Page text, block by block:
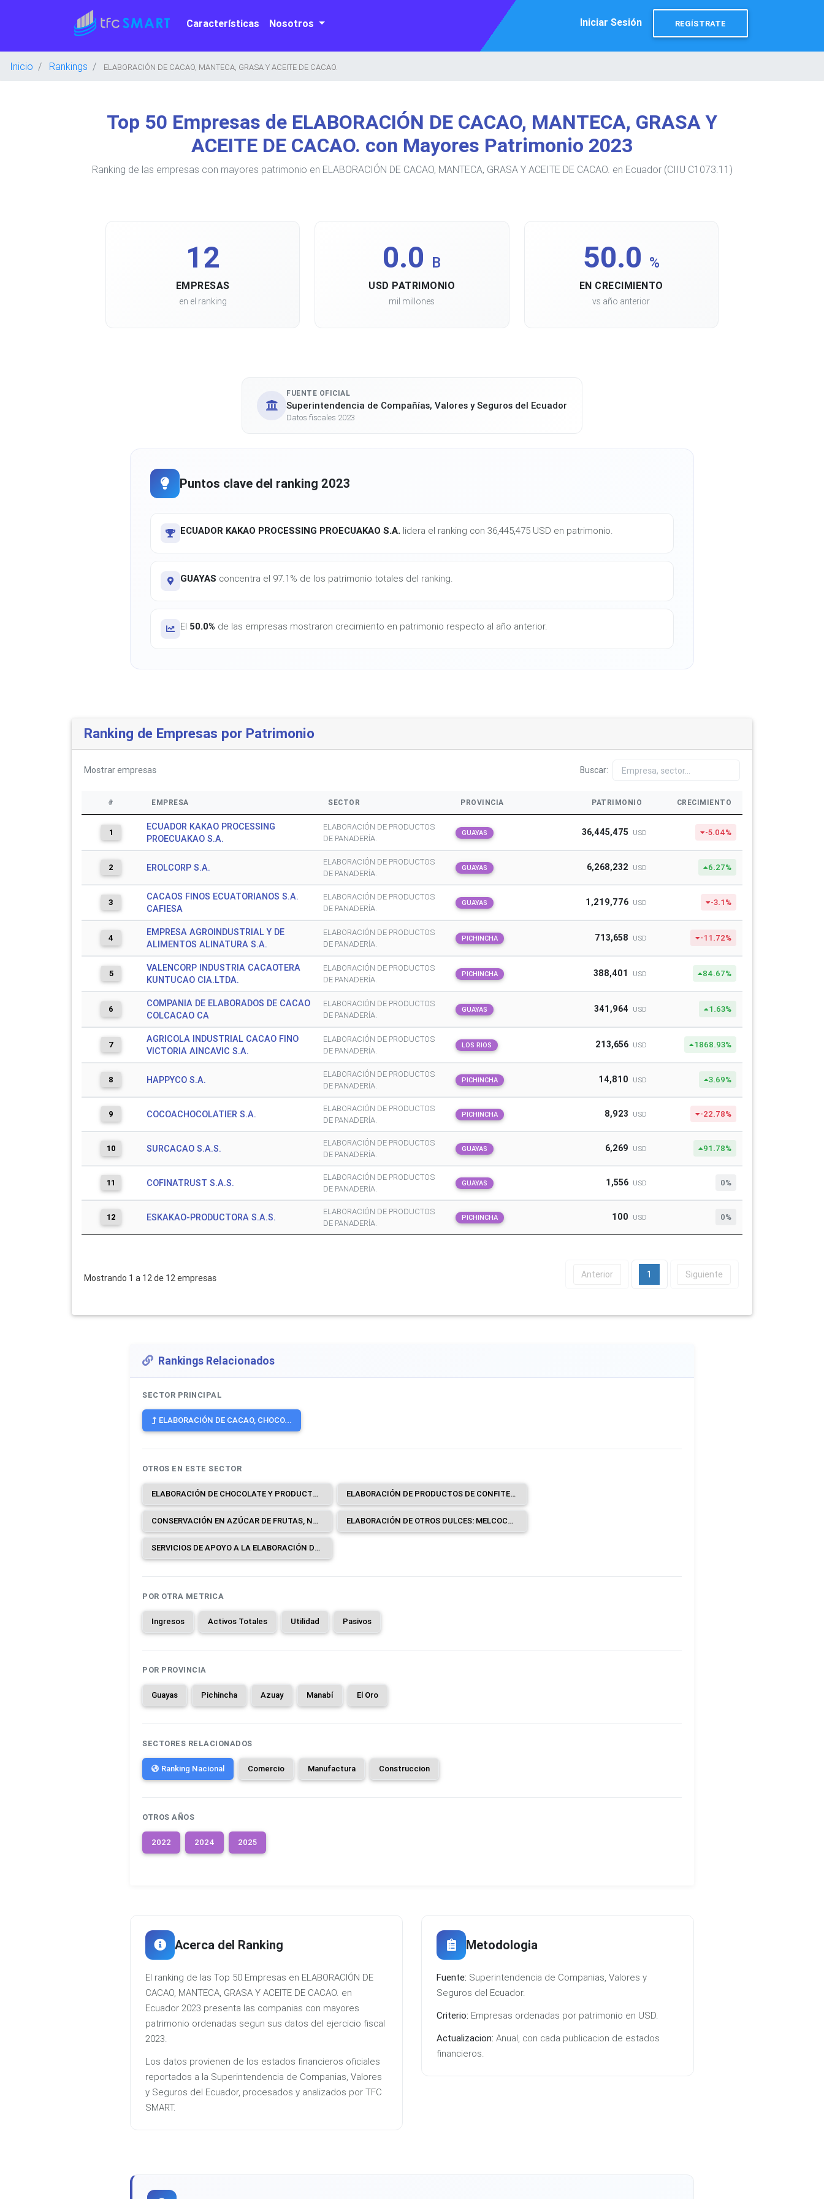
Características Nosotros Iniciar Sesión REGÍSTRATE
Inicio Rankings ELABORACIÓN DE CACAO, MANTECA, GRASA Y ACEITE DE CACAO.
Top 50 Empresas de ELABORACIÓN DE CACAO, MANTECA, GRASA Y
ACEITE DE CACAO. con Mayores Patrimonio 2023
Ranking de las empresas con mayores patrimonio en ELABORACIÓN DE CACAO, MANTECA, GRASA Y ACEITE DE CACAO. en Ecuador (CIIU C1073.11)
12
EMPRESAS
en el ranking
0.0 B
USD PATRIMONIO
mil millones
50.0 %
EN CRECIMIENTO
vs año anterior
FUENTE OFICIAL
Superintendencia de Compañías, Valores y Seguros del Ecuador
Datos fiscales 2023
Puntos clave del ranking 2023
ECUADOR KAKAO PROCESSING PROECUAKAO S.A. lidera el ranking con 36,445,475 USD en patrimonio.
GUAYAS concentra el 97.1% de los patrimonio totales del ranking.
El 50.0% de las empresas mostraron crecimiento en patrimonio respecto al año anterior.
Ranking de Empresas por Patrimonio
Mostrarempresas Buscar:
# EMPRESA SECTOR PROVINCIA PATRIMONIO CRECIMIENTO
1
ECUADOR KAKAO PROCESSING
PROECUAKAO S.A.
ELABORACIÓN DE PRODUCTOS
DE PANADERÍA.
GUAYAS 36,445,475 USD -5.04%
2 EROLCORP S.A.
ELABORACIÓN DE PRODUCTOS
DE PANADERÍA.
GUAYAS 6,268,232 USD 6.27%
3
CACAOS FINOS ECUATORIANOS S.A.
CAFIESA
ELABORACIÓN DE PRODUCTOS
DE PANADERÍA.
GUAYAS 1,219,776 USD -3.1%
4
EMPRESA AGROINDUSTRIAL Y DE
ALIMENTOS ALINATURA S.A.
ELABORACIÓN DE PRODUCTOS
DE PANADERÍA.
PICHINCHA 713,658 USD -11.72%
5
VALENCORP INDUSTRIA CACAOTERA
KUNTUCAO CIA.LTDA.
ELABORACIÓN DE PRODUCTOS
DE PANADERÍA.
PICHINCHA 388,401 USD 84.67%
6
COMPANIA DE ELABORADOS DE CACAO
COLCACAO CA
ELABORACIÓN DE PRODUCTOS
DE PANADERÍA.
GUAYAS 341,964 USD 1.63%
7
AGRICOLA INDUSTRIAL CACAO FINO
VICTORIA AINCAVIC S.A.
ELABORACIÓN DE PRODUCTOS
DE PANADERÍA.
LOS RIOS 213,656 USD 1868.93%
8 HAPPYCO S.A.
ELABORACIÓN DE PRODUCTOS
DE PANADERÍA.
PICHINCHA 14,810 USD 3.69%
9 COCOACHOCOLATIER S.A.
ELABORACIÓN DE PRODUCTOS
DE PANADERÍA.
PICHINCHA 8,923 USD -22.78%
10 SURCACAO S.A.S.
ELABORACIÓN DE PRODUCTOS
DE PANADERÍA.
GUAYAS 6,269 USD 91.78%
11 COFINATRUST S.A.S.
ELABORACIÓN DE PRODUCTOS
DE PANADERÍA.
GUAYAS 1,556 USD 0%
12 ESKAKAO-PRODUCTORA S.A.S.
ELABORACIÓN DE PRODUCTOS
DE PANADERÍA.
PICHINCHA 100 USD 0%
Mostrando 1 a 12 de 12 empresas Anterior 1 Siguiente
Rankings Relacionados
SECTOR PRINCIPAL
ELABORACIÓN DE CACAO, CHOCO...
OTROS EN ESTE SECTOR
ELABORACIÓN DE CHOCOLATE Y PRODUCTOS DE CHOCOLATE. ELABORACIÓN DE PRODUCTOS DE CONFITERÍA: CARAMELOS, TURRÓN, GRAGEAS Y PASTILLAS DE CONFITERÍA, GOMA DE MASCAR (CHICLES), CONFITES BLANDOS, CONFITERÍA A BASE DE CHOCOLATE Y CHOCOLATE BLANCO, ETCÉTERA.
CONSERVACIÓN EN AZÚCAR DE FRUTAS, NUECES Y OTROS FRUTOS SECOS, CÁSCARA DE FRUTAS Y OTRAS PARTES DE LAS PLANTAS. ELABORACIÓN DE OTROS DULCES: MELCOCHAS, COCADAS, NOGADAS, DULCE DE GUAYABA, ALFEÑIQUES, ETCÉTERA.
SERVICIOS DE APOYO A LA ELABORACIÓN DE CACAO, CHOCOLATE Y PRODUCTOS DE CONFITERÍA A CAMBIO DE UNA RETRIBUCIÓN O POR CONTRATO.
POR OTRA METRICA
Ingresos Activos Totales Utilidad Pasivos
POR PROVINCIA
Guayas Pichincha Azuay Manabí El Oro
SECTORES RELACIONADOS
Ranking Nacional Comercio Manufactura Construccion
OTROS AÑOS
2022 2024 2025
Acerca del Ranking
El ranking de las Top 50 Empresas en ELABORACIÓN DE
CACAO, MANTECA, GRASA Y ACEITE DE CACAO. en
Ecuador 2023 presenta las companias con mayores
patrimonio ordenadas segun sus datos del ejercicio fiscal
2023.
Los datos provienen de los estados financieros oficiales
reportados a la Superintendencia de Companias, Valores
y Seguros del Ecuador, procesados y analizados por TFC
SMART.
Metodologia
Fuente: Superintendencia de Companias, Valores y
Seguros del Ecuador.
Criterio: Empresas ordenadas por patrimonio en USD.
Actualizacion: Anual, con cada publicacion de estados
financieros.